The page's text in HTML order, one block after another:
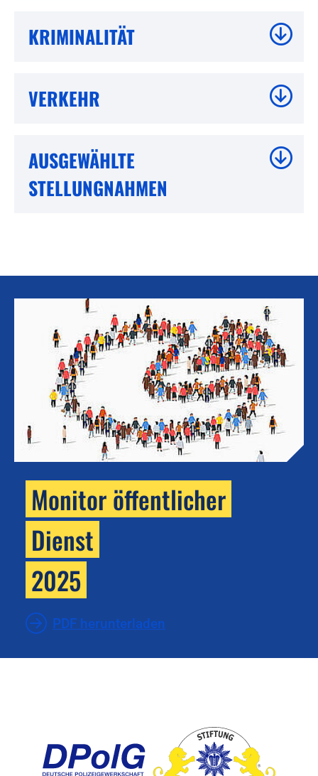
KRIMINALITÄT
VERKEHR
AUSGEWÄHLTE
STELLUNGNAHMEN
Monitor öffentlicher
Dienst
2025
PDF herunterladen